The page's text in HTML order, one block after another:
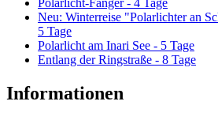
Polarlicht-Fänger - 4 Tage
Neu: Winterreise "Polarlichter an
5 Tage
Polarlicht am Inari See - 5 Tage
Entlang der Ringstraße - 8 Tage
Informationen